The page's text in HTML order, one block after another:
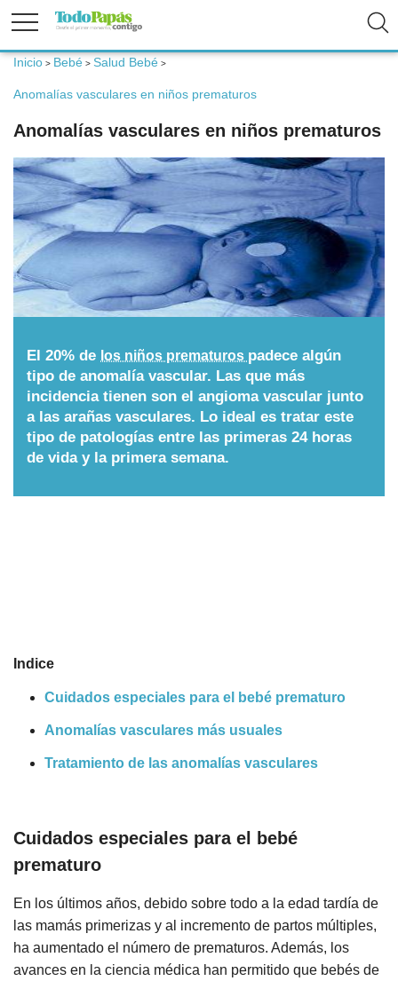
Embarazo
Niños
Calculadoras
Nombres
Inicio > Bebé > Salud Bebé >
Anomalías vasculares en niños prematuros
Anomalías vasculares en niños prematuros
El 20% de los niños prematuros padece algún
tipo de anomalía vascular. Las que más
incidencia tienen son el angioma vascular junto
a las arañas vasculares. Lo ideal es tratar este
tipo de patologías entre las primeras 24 horas
de vida y la primera semana.
Indice
Cuidados especiales para el bebé prematuro
Anomalías vasculares más usuales
Tratamiento de las anomalías vasculares
Cuidados especiales para el bebé
prematuro
En los últimos años, debido sobre todo a la edad tardía de
las mamás primerizas y al incremento de partos múltiples,
ha aumentado el número de prematuros. Además, los
avances en la ciencia médica han permitido que bebés de